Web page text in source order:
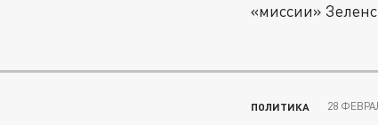
«миссии»
ПОЛИТИКА 28